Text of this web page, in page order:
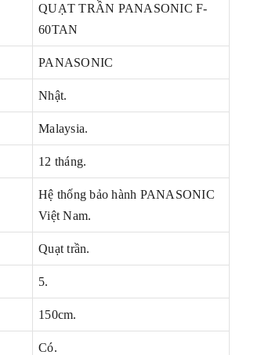
QUẠT TRẦN PANASONIC F-
60TAN
PANASONIC
Nhật.
Malaysia.
12 tháng.
Hệ thống bảo hành PANASONIC
Việt Nam.
Quạt trần.
5.
150cm.
Có.